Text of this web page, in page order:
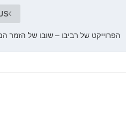
הפרוייקט של רביבו – שובו של הזמר